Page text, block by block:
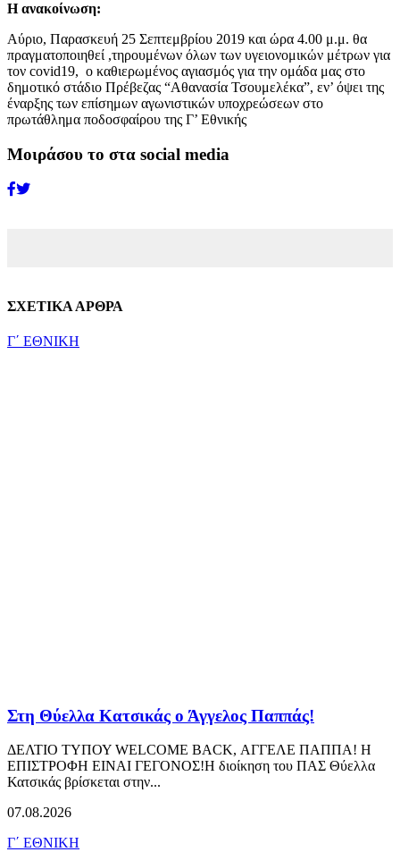
Η ανακοίνωση:
Αύριο, Παρασκευή 25 Σεπτεμβρίου 2019 και ώρα 4.00 μ.μ. θα
πραγματοποιηθεί ,τηρουμένων όλων των υγειονομικών μέτρων για
τον covid19, ο καθιερωμένος αγιασμός για την ομάδα μας στο
δημοτικό στάδιο Πρέβεζας “Αθανασία Τσουμελέκα”, εν’ όψει της
έναρξης των επίσημων αγωνιστικών υποχρεώσεων στο
πρωτάθλημα ποδοσφαίρου της Γ’ Εθνικής
Μοιράσου το στα social media
ΣΧΕΤΙΚΑ ΑΡΘΡΑ
Γ΄ ΕΘΝΙΚΗ
Στη Θύελλα Κατσικάς ο Άγγελος Παππάς!
ΔΕΛΤΙΟ ΤΥΠΟΥ WELCOME BACK, ΑΓΓΕΛΕ ΠΑΠΠΑ! Η
ΕΠΙΣΤΡΟΦΗ ΕΙΝΑΙ ΓΕΓΟΝΟΣ!Η διοίκηση του ΠΑΣ Θύελλα
Κατσικάς βρίσκεται στην...
07.08.2026
Γ΄ ΕΘΝΙΚΗ